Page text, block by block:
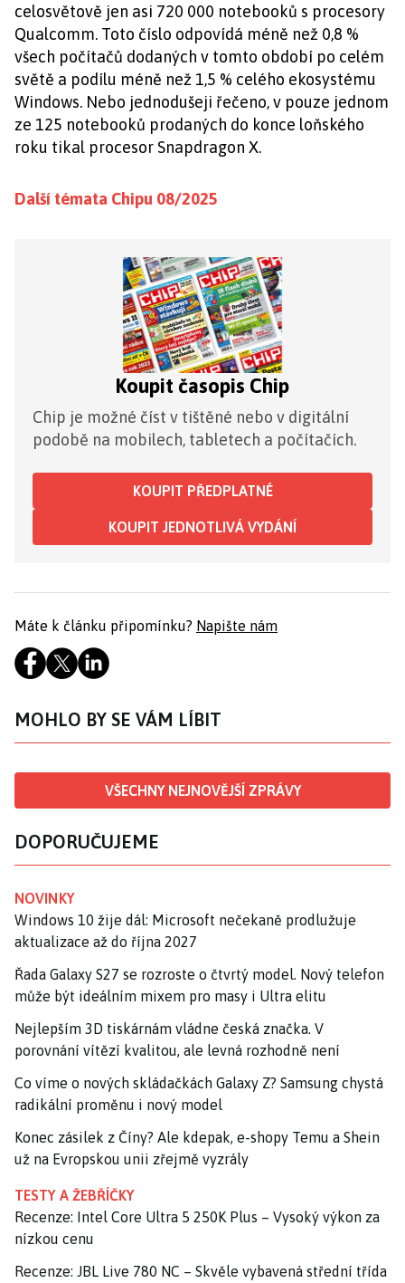
celosvětově jen asi 720 000 notebooků s procesory
Qualcomm. Toto číslo odpovídá méně než 0,8 %
všech počítačů dodaných v tomto období po celém
světě a podílu méně než 1,5 % celého ekosystému
Windows. Nebo jednodušeji řečeno, v pouze jednom
ze 125 notebooků prodaných do konce loňského
roku tikal procesor Snapdragon X.
Další témata Chipu 08/2025
Koupit časopis Chip
Chip je možné číst v tištěné nebo v digitální
podobě na mobilech, tabletech a počítačích.
KOUPIT PŘEDPLATNÉ
KOUPIT JEDNOTLIVÁ VYDÁNÍ
Máte k článku připomínku? Napište nám
MOHLO BY SE VÁM LÍBIT
VŠECHNY NEJNOVĚJŠÍ ZPRÁVY
DOPORUČUJEME
NOVINKY
Windows 10 žije dál: Microsoft nečekaně prodlužuje
aktualizace až do října 2027
Řada Galaxy S27 se rozroste o čtvrtý model. Nový telefon
může být ideálním mixem pro masy i Ultra elitu
Nejlepším 3D tiskárnám vládne česká značka. V
porovnání vítězí kvalitou, ale levná rozhodně není
Co víme o nových skládačkách Galaxy Z? Samsung chystá
radikální proměnu i nový model
Konec zásilek z Číny? Ale kdepak, e-shopy Temu a Shein
už na Evropskou unii zřejmě vyzrály
TESTY A ŽEBŘÍČKY
Recenze: Intel Core Ultra 5 250K Plus – Vysoký výkon za
nízkou cenu
Recenze: JBL Live 780 NC – Skvěle vybavená střední třída